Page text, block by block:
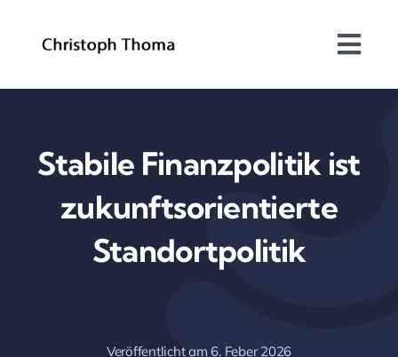
Über mich
Bundesrat
Arbeitsschwerpunkte
Stabile Finanzpolitik ist
zukunftsorientierte
Standortpolitik
Veröffentlicht am 6. Feber 2026